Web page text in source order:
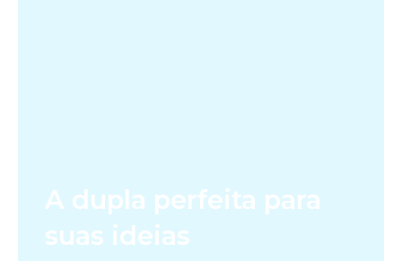
A dupla perfeita para
suas ideias